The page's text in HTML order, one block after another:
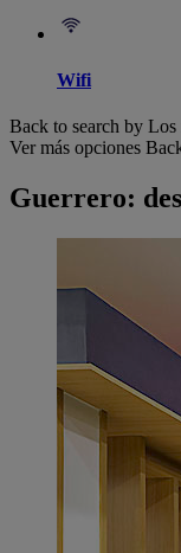
Wifi
Back to search by Los
Ver más opciones
Guerrero: